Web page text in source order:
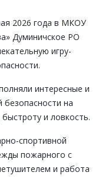
2026 года в МКОУ
Думиничское РО
игру-
интересные и
на
и ловкость.
спортивной
пожарного с
и работа